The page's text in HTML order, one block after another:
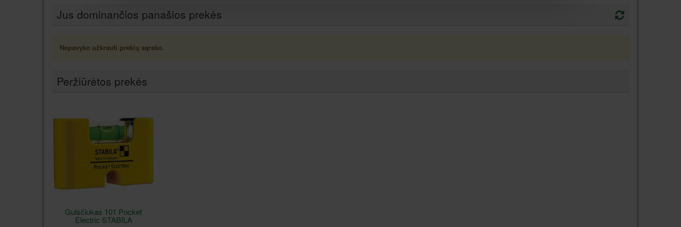
Jus dominančios panašios prekės
Nepavyko užkrauti prekių sąrašo.
Peržiūrėtos prekės
Gulsčiukas 101 Pocket
Electric STABILA